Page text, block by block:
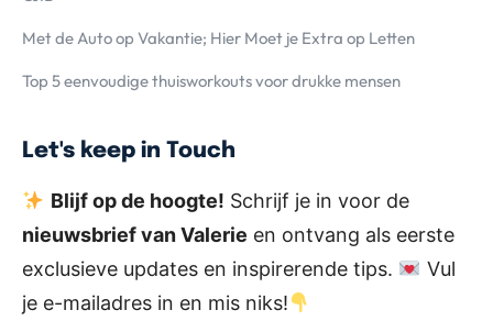
Met de Auto op Vakantie; Hier Moet je Extra op Letten
Top 5 eenvoudige thuisworkouts voor drukke mensen
Let's keep in Touch
Blijf op de hoogte! Schrijf je in voor de
nieuwsbrief van Valerie en ontvang als eerste
exclusieve updates en inspirerende tips.
Vul
je e-mailadres in en mis niks!